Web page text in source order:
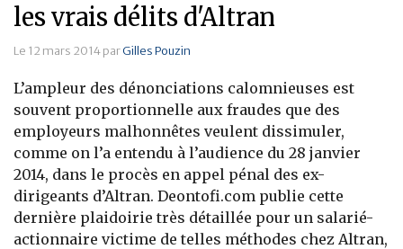
les vrais délits d'Altran
Le 12 mars 2014 parGilles Pouzin
L’ampleur des dénonciations calomnieuses est
souvent proportionnelle aux fraudes que des
employeurs malhonnêtes veulent dissimuler,
comme on l’a entendu à l’audience du 28 janvier
2014, dans le procès en appel pénal des ex-
dirigeants d’Altran. Deontofi.com publie cette
dernière plaidoirie très détaillée pour un salarié-
actionnaire victime de telles méthodes chez Altran,